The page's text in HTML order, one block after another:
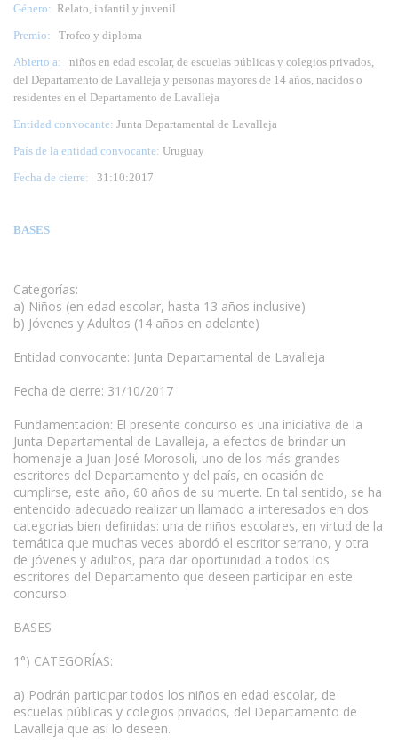
Género: Relato, infantil y juvenil
Premio:
Trofeo y diploma
Abierto a: niños en edad escolar, de escuelas públicas y colegios privados,
del Departamento de Lavalleja y personas mayores de 14 años, nacidos o
residentes en el Departamento de Lavalleja
Entidad convocante: Junta Departamental de Lavalleja
País de la entidad convocante: Uruguay
Fecha de cierre: 31 :10:2017
BASES
Categorías:
a) Niños (en edad escolar, hasta 13 años inclusive)
b) Jóvenes y Adultos (14 años en adelante)
Entidad convocante: Junta Departamental de Lavalleja
Fecha de cierre: 31/10/2017
Fundamentación: El presente concurso es una iniciativa de la
Junta Departamental de Lavalleja, a efectos de brindar un
homenaje a Juan José Morosoli, uno de los más grandes
escritores del Departamento y del país, en ocasión de
cumplirse, este año, 60 años de su muerte. En tal sentido, se ha
entendido adecuado realizar un llamado a interesados en dos
categorías bien definidas: una de niños escolares, en virtud de la
temática que muchas veces abordó el escritor serrano, y otra
de jóvenes y adultos, para dar oportunidad a todos los
escritores del Departamento que deseen participar en este
concurso.
BASES
1°) CATEGORÍAS:
a) Podrán participar todos los niños en edad escolar, de
escuelas públicas y colegios privados, del Departamento de
Lavalleja que así lo deseen.